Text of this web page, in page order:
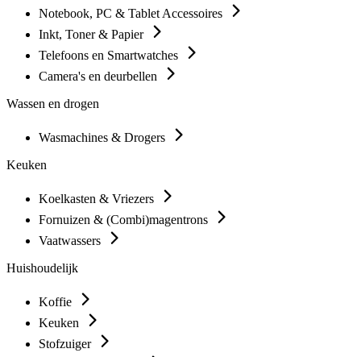
Notebook, PC & Tablet Accessoires
Inkt, Toner & Papier
Telefoons en Smartwatches
Camera's en deurbellen
Wassen en drogen
Wasmachines & Drogers
Keuken
Koelkasten & Vriezers
Fornuizen & (Combi)magentrons
Vaatwassers
Huishoudelijk
Koffie
Keuken
Stofzuiger